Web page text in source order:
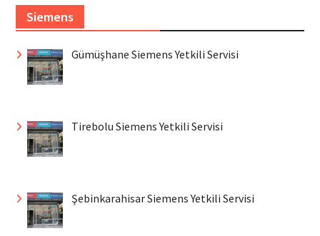
Siemens
Gümüşhane Siemens Yetkili Servisi
Tirebolu Siemens Yetkili Servisi
Şebinkarahisar Siemens Yetkili Servisi